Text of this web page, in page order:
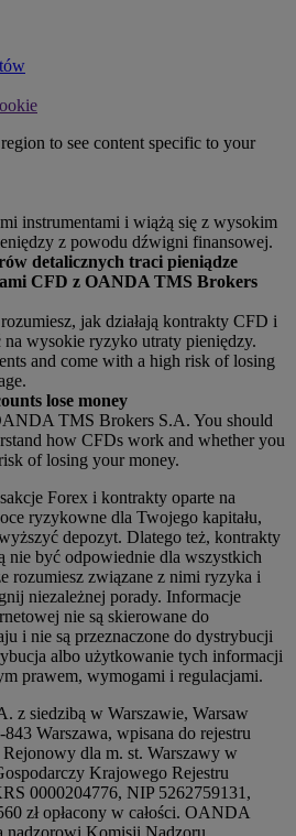
to see content specific to your
instrumentami i wiążą się z wysokim
z powodu dźwigni finansowej.
detalicznych traci pieniądze
CFD z OANDA TMS Brokers
jak działają kontrakty CFD i
wysokie ryzyko utraty pieniędzy.
and come with a high risk of losing
lose money
TMS Brokers S.A. You should
how CFDs work and whether you
of losing your money.
Forex i kontrakty oparte na
ryzykowne dla Twojego kapitału,
depozyt. Dlatego też, kontrakty
nie być odpowiednie dla wszystkich
rozumiesz związane z nimi ryzyka i
niezależnej porady. Informacje
nie są skierowane do
i nie są przeznaczone do dystrybucji
albo użytkowanie tych informacji
prawem, wymogami i regulacjami.
z siedzibą w Warszawie, Warsaw
Warszawa, wpisana do rejestru
dla m. st. Warszawy w
Krajowego Rejestru
0000204776, NIP 5262759131,
zł opłacony w całości. OANDA